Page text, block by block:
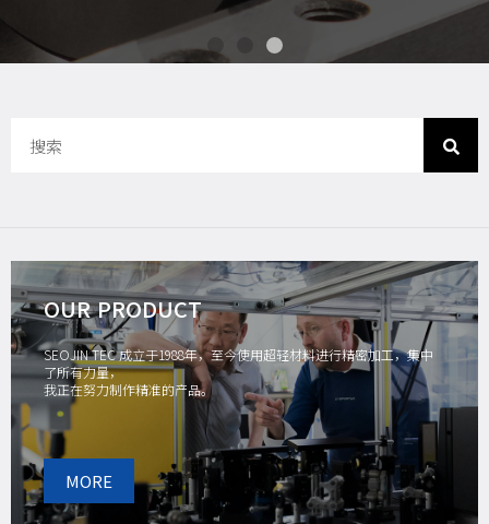
OUR PRODUCT
SEOJIN TEC 成立于1988年，至今使用超轻材料进行精密加工，集中
了所有力量，
我正在努力制作精准的产品。
MORE